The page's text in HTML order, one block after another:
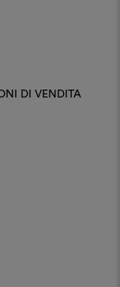
DI VENDITA